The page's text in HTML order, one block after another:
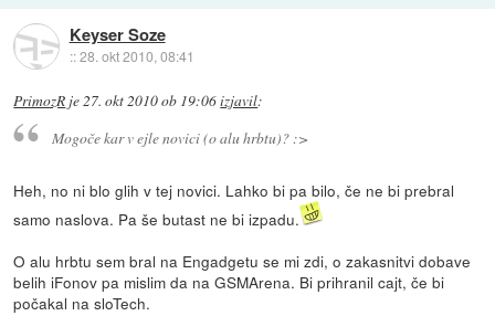
Keyser Soze
::28. okt 2010, 08:41
PrimozR je27. okt 2010 ob 19:06izjavil:
Mogoče kar v ejle novici (o alu hrbtu)? :>
Heh, no ni blo glih v tej novici. Lahko bi pa bilo, če ne bi prebral
samo naslova. Pa še butast ne bi izpadu.
O alu hrbtu sem bral na Engadgetu se mi zdi, o zakasnitvi dobave
belih iFonov pa mislim da na GSMArena. Bi prihranil cajt, če bi
počakal na sloTech.